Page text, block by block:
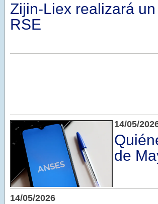
Zijin-Liex realizará
RSE
14/05/
de
14/05/2026